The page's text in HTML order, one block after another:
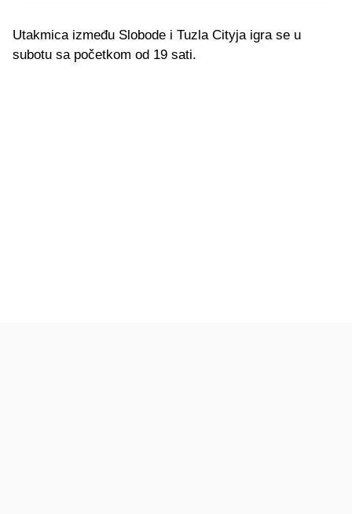
Utakmica između Slobode i Tuzla Cityja igra se u
subotu sa početkom od 19 sati.